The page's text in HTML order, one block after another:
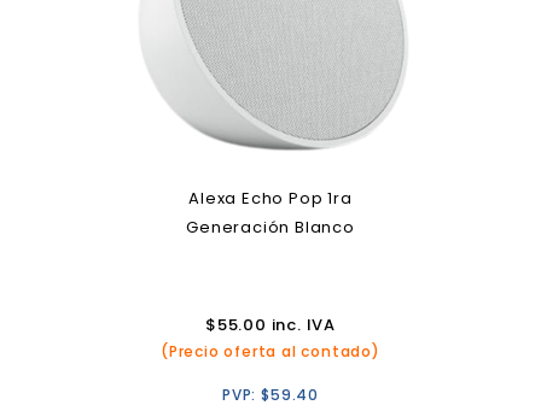
Alexa Echo Pop 1ra
Generación Blanco
$55.00 inc. IVA
(Precio oferta al contado)
PVP:$59.40